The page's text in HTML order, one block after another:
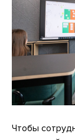
Чтобы